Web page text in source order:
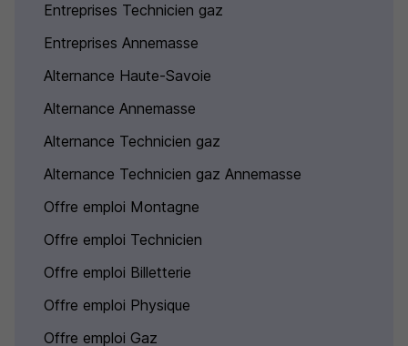
Entreprises Technicien gaz
Entreprises Annemasse
Alternance Haute-Savoie
Alternance Annemasse
Alternance Technicien gaz
Alternance Technicien gaz Annemasse
Offre emploi Montagne
Offre emploi Technicien
Offre emploi Billetterie
Offre emploi Physique
Offre emploi Gaz